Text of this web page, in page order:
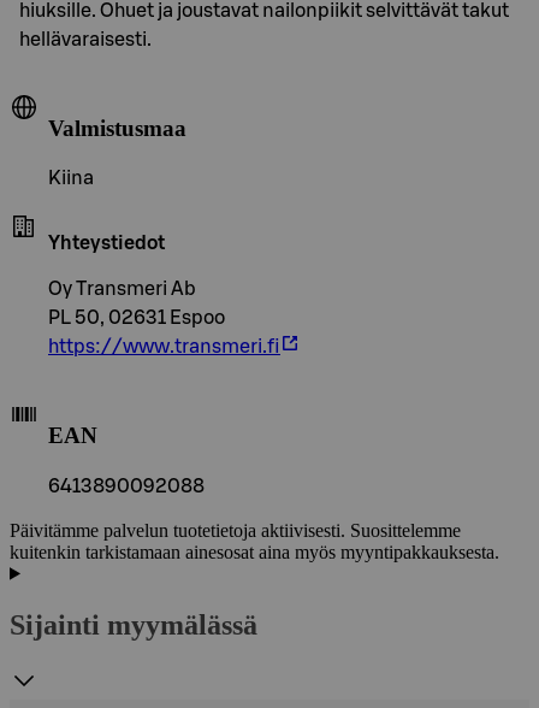
hiuksille. Ohuet ja joustavat nailonpiikit selvittävät takut
hellävaraisesti.
Valmistusmaa
Kiina
Yhteystiedot
Oy Transmeri Ab
PL 50, 02631 Espoo
https://www.transmeri.fi
EAN
6413890092088
Päivitämme palvelun tuotetietoja aktiivisesti. Suosittelemme
kuitenkin tarkistamaan ainesosat aina myös myyntipakkauksesta.
Sijainti myymälässä